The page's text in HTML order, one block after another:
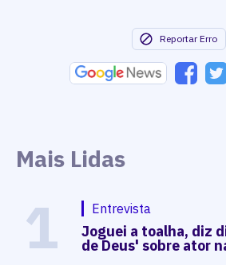
Reportar Erro
Mais Lidas
1 Entrevista
Joguei a toalha, diz
de Deus' sobre ator